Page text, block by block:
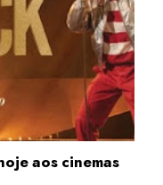
aos cinemas